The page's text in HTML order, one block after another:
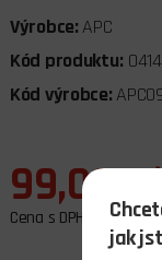
Výrobce: APC
Kód produktu:
Kód výrobce:
99,00
Cena s DPH
jak